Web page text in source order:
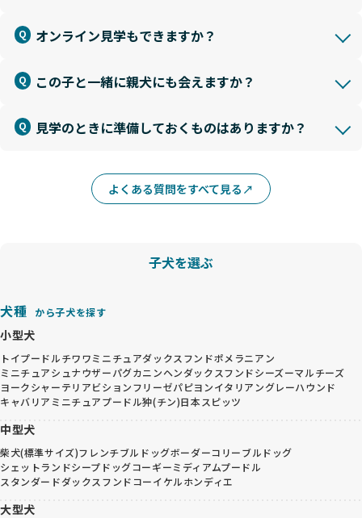
オンライン見学もできますか？
この子と一緒に親犬にも会えますか？
見学のときに準備しておくものはありますか？
よくある質問をすべて見る
子犬を選ぶ
犬種 から子犬を探す
小型犬
トイプードルチワワミニチュアダックスフンドポメラニアン
ミニチュアシュナウザーパグカニンヘンダックスフンドシーズーマルチーズ
ヨークシャーテリアビションフリーゼパピヨンイタリアングレーハウンド
キャバリア ミニチュアプードル狆(チン)日本スピッツ
中型犬
柴犬(標準サイズ)フレンチブルドッグボーダーコリーブルドッグ
シェットランドシープドッグコーギーミディアムプードル
スタンダードダックスフンドコーイケルホンディエ
大型犬